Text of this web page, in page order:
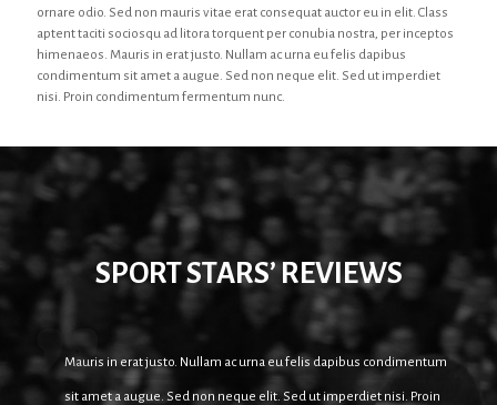
ornare odio. Sed non mauris vitae erat consequat auctor eu in elit. Class
aptent taciti sociosqu ad litora torquent per conubia nostra, per inceptos
himenaeos. Mauris in erat justo. Nullam ac urna eu felis dapibus
condimentum sit amet a augue. Sed non neque elit. Sed ut imperdiet
nisi. Proin condimentum fermentum nunc.
SPORT STARS’ REVIEWS
Mauris in erat justo. Nullam ac urna eu felis dapibus condimentum
sit amet a augue. Sed non neque elit. Sed ut imperdiet nisi. Proin